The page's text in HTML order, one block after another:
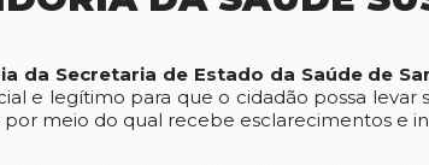
da Secretaria de Estado da Saúde de
e legítimo para que o cidadão possa levar
por meio do qual recebe esclarecimentos e